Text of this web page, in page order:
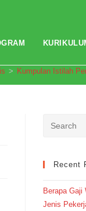
> Kumpulan Istilah
Recent
Berapa Gaji
Jenis